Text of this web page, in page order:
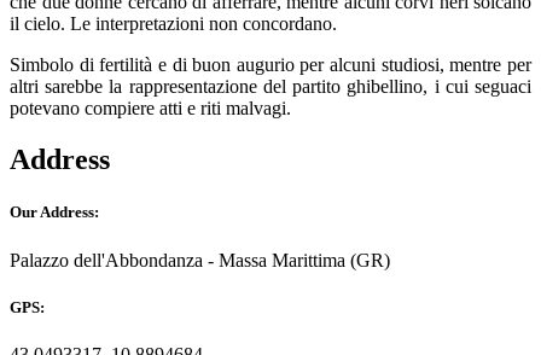
il cielo. Le interpretazioni non concordano.
Simbolo di fertilità e di buon augurio per alcuni studiosi, mentre per
altri sarebbe la rappresentazione del partito ghibellino, i cui seguaci
potevano compiere atti e riti malvagi.
Address
Our Address:
Palazzo dell'Abbondanza - Massa Marittima (GR)
GPS: